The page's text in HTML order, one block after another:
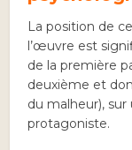
La position de
l’œuvre est
de la première
deuxième et
du malheur), sur
protagoniste.